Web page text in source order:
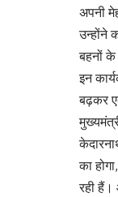
अपनी
उन्होंने
बहनों के
इन
बढ़कर
का
रही हैं।